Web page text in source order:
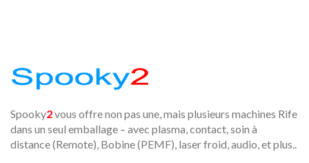
Spooky2vous offre non pas une, mais plusieurs machines Rife
dans un seul emballage – avec plasma, contact, soin à
distance (Remote), Bobine (PEMF), laser froid, audio, et plus..